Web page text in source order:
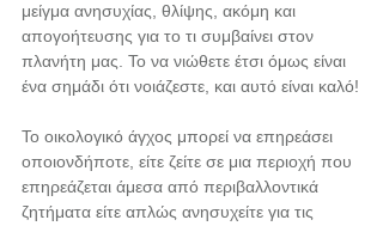
μείγμα ανησυχίας, θλίψης, ακόμη και
απογοήτευσης για το τι συμβαίνει στον
πλανήτη μας. Το να νιώθετε έτσι όμως είναι
ένα σημάδι ότι νοιάζεστε, και αυτό είναι καλό!
Το οικολογικό άγχος μπορεί να επηρεάσει
οποιονδήποτε, είτε ζείτε σε μια περιοχή που
επηρεάζεται άμεσα από περιβαλλοντικά
ζητήματα είτε απλώς ανησυχείτε για τις